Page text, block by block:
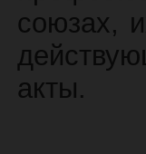
союзах,
акты.